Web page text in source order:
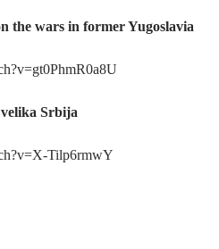
the wars in former Yugoslavia
Srbija
Tilp6rmwY